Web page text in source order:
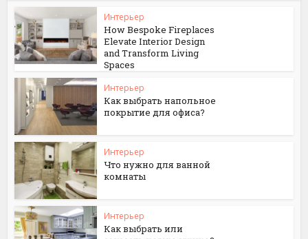
Интерьер
How Bespoke Fireplaces
Elevate Interior Design
and Transform Living
Spaces
Интерьер
Как выбрать напольное
покрытие для офиса?
Интерьер
Что нужно для ванной
комнаты
Интерьер
Как выбрать или